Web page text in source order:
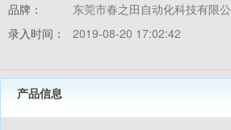
品牌：
东莞市春之田自动化科技有限
录入时间：
2019-08-20 17:02:42
产品信息